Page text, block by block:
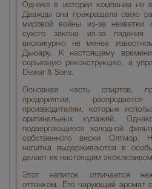
Однако в истории компании не
Дважды она прекращала свою
мировой войны из-за нехватки
сухого закона из-за падения
вискикурню не менее
Дьюару. К настоящему времени
серьезную реконструкцию, а
Dewar & Sons.
Основная часть спиртов,
предприятии,
производителям, которые
оригинальных купажей.
подвергающиеся холодной
собственного виски Олтмор.
напитка выдерживаются в
делает их настоящим
Этот напиток отличается
оттенком. Его чарующий аромат